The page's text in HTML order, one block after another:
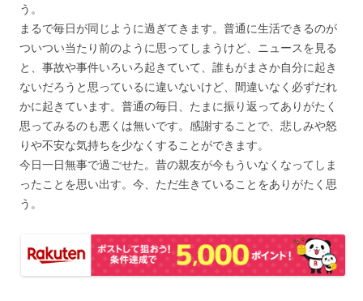
う。
まるで毎日が同じように過ぎてきます。普通に生活できるのが
ついつい当たり前のように思ってしまうけど、ニュースを見る
と、事故や事件いろいろ起きていて、誰もがまさか自分に起き
ないだろうと思っているに違いないけど、間違いなく必ずだれ
かに起きています。普通の毎日、たまに振り返ってありがたく
思ってみるのも悪くは無いです。感謝することで、悲しみや怒
りや不安な気持ちを少なくすることができます。
今日一日無事で過ごせた。昔の親友が今もういなくなってしま
ったことを思い出す。今、ただ生きていることをありがたく思
う。